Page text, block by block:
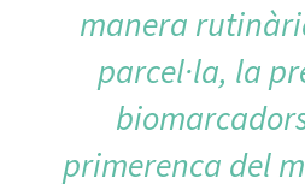
manera
parcel·la, la
primerenca del